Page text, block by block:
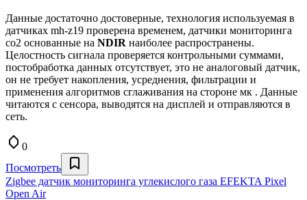
Данные достаточно достоверные, технология используемая в
датчиках mh-z19 проверена временем, датчики мониторинга
со2 основанные на NDIR наиболее распространены.
Целостность сигнала проверяется контрольными суммами,
постобработка данных отсутствует, это не аналоговый датчик,
он не требует накопления, усреднения, фильтрации и
применения алгоритмов сглаживания на стороне мк . Данные
читаются с сенсора, выводятся на дисплей и отправляются в
сеть.
0
Посмотреть
Zigbee датчик мониторинга углекислого газа EFEKTA Pixel
Open Air